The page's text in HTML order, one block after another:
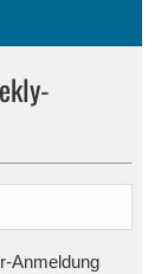
Anmeldung